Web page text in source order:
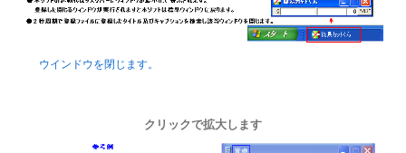
ウインドウを閉じます。
クリックで拡大します